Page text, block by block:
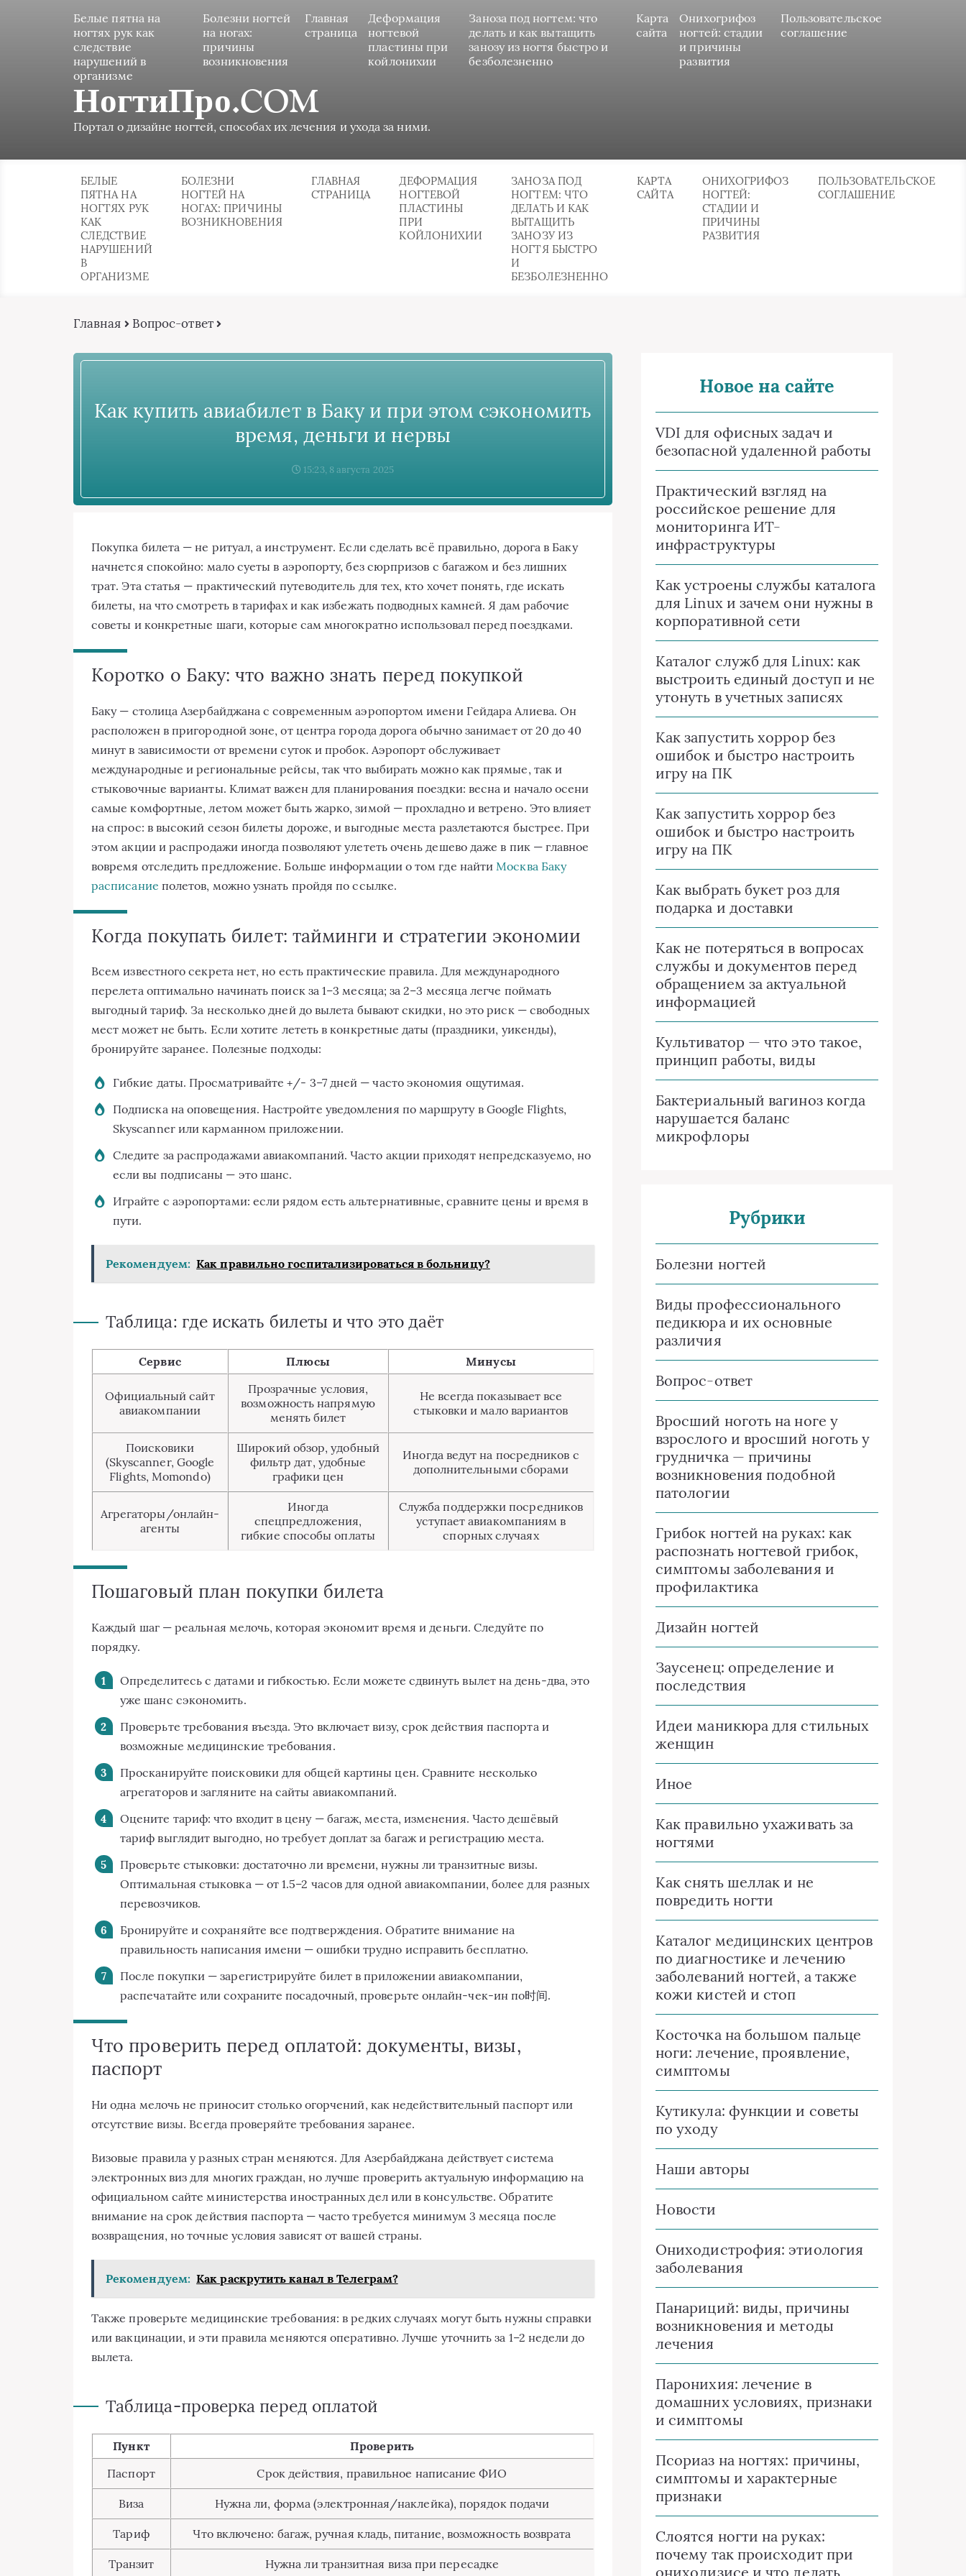
Белые пятна на
ногтях рук как
следствие
нарушений в
организме
Болезни ногтей
на ногах:
причины
возникновения
Главная
страница
Деформация
ногтевой
пластины при
койлонихии
Заноза под ногтем: что
делать и как вытащить
занозу из ногтя быстро и
безболезненно
Карта
сайта
Онихогрифоз
ногтей: стадии
и причины
развития
Пользовательское
соглашение
НогтиПро.COM
Портал о дизайне ногтей, способах их лечения и ухода за ними.
БЕЛЫЕ
ПЯТНА НА
НОГТЯХ РУК
КАК
СЛЕДСТВИЕ
НАРУШЕНИЙ
В
ОРГАНИЗМЕ
БОЛЕЗНИ
НОГТЕЙ НА
НОГАХ: ПРИЧИНЫ
ВОЗНИКНОВЕНИЯ
ГЛАВНАЯ
СТРАНИЦА
ДЕФОРМАЦИЯ
НОГТЕВОЙ
ПЛАСТИНЫ
ПРИ
КОЙЛОНИХИИ
ЗАНОЗА ПОД
НОГТЕМ: ЧТО
ДЕЛАТЬ И КАК
ВЫТАЩИТЬ
ЗАНОЗУ ИЗ
НОГТЯ БЫСТРО
И
БЕЗБОЛЕЗНЕННО
КАРТА
САЙТА
ОНИХОГРИФОЗ
НОГТЕЙ:
СТАДИИ И
ПРИЧИНЫ
РАЗВИТИЯ
ПОЛЬЗОВАТЕЛЬСКОЕ
СОГЛАШЕНИЕ
Главная Вопрос-ответ
Как купить авиабилет в Баку и при этом сэкономить
время, деньги и нервы
15:23, 8 августа 2025
Покупка билета — не ритуал, а инструмент. Если сделать всё правильно, дорога в Баку
начнется спокойно: мало суеты в аэропорту, без сюрпризов с багажом и без лишних
трат. Эта статья — практический путеводитель для тех, кто хочет понять, где искать
билеты, на что смотреть в тарифах и как избежать подводных камней. Я дам рабочие
советы и конкретные шаги, которые сам многократно использовал перед поездками.
Коротко о Баку: что важно знать перед покупкой
Баку — столица Азербайджана с современным аэропортом имени Гейдара Алиева. Он
расположен в пригородной зоне, от центра города дорога обычно занимает от 20 до 40
минут в зависимости от времени суток и пробок. Аэропорт обслуживает
международные и региональные рейсы, так что выбирать можно как прямые, так и
стыковочные варианты. Климат важен для планирования поездки: весна и начало осени
самые комфортные, летом может быть жарко, зимой — прохладно и ветренo. Это влияет
на спрос: в высокий сезон билеты дороже, и выгодные места разлетаются быстрее. При
этом акции и распродажи иногда позволяют улететь очень дешево даже в пик — главное
вовремя отследить предложение. Больше информации о том где найти Москва Баку
расписание полетов, можно узнать пройдя по ссылке.
Когда покупать билет: тайминги и стратегии экономии
Всем известного секрета нет, но есть практические правила. Для международного
перелета оптимально начинать поиск за 1–3 месяца; за 2–3 месяца легче поймать
выгодный тариф. За несколько дней до вылета бывают скидки, но это риск — свободных
мест может не быть. Если хотите лететь в конкретные даты (праздники, уикенды),
бронируйте заранее. Полезные подходы:
Гибкие даты. Просматривайте +/- 3–7 дней — часто экономия ощутимая.
Подписка на оповещения. Настройте уведомления по маршруту в Google Flights,
Skyscanner или карманном приложении.
Следите за распродажами авиакомпаний. Часто акции приходят непредсказуемо, но
если вы подписаны — это шанс.
Играйте с аэропортами: если рядом есть альтернативные, сравните цены и время в
пути.
Рекомендуем: Как правильно госпитализироваться в больницу?
Таблица: где искать билеты и что это даёт
Сервис Плюсы Минусы
Официальный сайт
авиакомпании
Прозрачные условия,
возможность напрямую
менять билет
Не всегда показывает все
стыковки и мало вариантов
Поисковики
(Skyscanner, Google
Flights, Momondo)
Широкий обзор, удобный
фильтр дат, удобные
графики цен
Иногда ведут на посредников с
дополнительными сборами
Агрегаторы/онлайн-
агенты
Иногда
спецпредложения,
гибкие способы оплаты
Служба поддержки посредников
уступает авиакомпаниям в
спорных случаях
Пошаговый план покупки билета
Каждый шаг — реальная мелочь, которая экономит время и деньги. Следуйте по
порядку.
Определитесь с датами и гибкостью. Если можете сдвинуть вылет на день-два, это
уже шанс сэкономить.
Проверьте требования въезда. Это включает визу, срок действия паспорта и
возможные медицинские требования.
Просканируйте поисковики для общей картины цен. Сравните несколько
агрегаторов и загляните на сайты авиакомпаний.
Оцените тариф: что входит в цену — багаж, места, изменения. Часто дешёвый
тариф выглядит выгодно, но требует доплат за багаж и регистрацию места.
Проверьте стыковки: достаточно ли времени, нужны ли транзитные визы.
Оптимальная стыковка — от 1.5–2 часов для одной авиакомпании, более для разных
перевозчиков.
Бронируйте и сохраняйте все подтверждения. Обратите внимание на
правильность написания имени — ошибки трудно исправить бесплатно.
После покупки — зарегистрируйте билет в приложении авиакомпании,
распечатайте или сохраните посадочный, проверьте онлайн-чек-ин по时间.
Что проверить перед оплатой: документы, визы,
паспорт
Ни одна мелочь не приносит столько огорчений, как недействительный паспорт или
отсутствие визы. Всегда проверяйте требования заранее.
Визовые правила у разных стран меняются. Для Азербайджана действует система
электронных виз для многих граждан, но лучше проверить актуальную информацию на
официальном сайте министерства иностранных дел или в консульстве. Обратите
внимание на срок действия паспорта — часто требуется минимум 3 месяца после
возвращения, но точные условия зависят от вашей страны.
Рекомендуем: Как раскрутить канал в Телеграм?
Также проверьте медицинские требования: в редких случаях могут быть нужны справки
или вакцинации, и эти правила меняются оперативно. Лучше уточнить за 1–2 недели до
вылета.
Таблица-проверка перед оплатой
Пункт
Проверить
Паспорт
Срок действия, правильное написание ФИО
Виза Нужна ли, форма (электронная/наклейка), порядок подачи
Тариф Что включено: багаж, ручная кладь, питание, возможность возврата
Транзит Нужна ли транзитная виза при пересадке
Новое на сайте
VDI для офисных задач и
безопасной удаленной работы
Практический взгляд на
российское решение для
мониторинга ИТ-
инфраструктуры
Как устроены службы каталога
для Linux и зачем они нужны в
корпоративной сети
Каталог служб для Linux: как
выстроить единый доступ и не
утонуть в учетных записях
Как запустить хоррор без
ошибок и быстро настроить
игру на ПК
Как запустить хоррор без
ошибок и быстро настроить
игру на ПК
Как выбрать букет роз для
подарка и доставки
Как не потеряться в вопросах
службы и документов перед
обращением за актуальной
информацией
Культиватор — что это такое,
принцип работы, виды
Бактериальный вагиноз когда
нарушается баланс
микрофлоры
Рубрики
Болезни ногтей
Виды профессионального
педикюра и их основные
различия
Вопрос-ответ
Вросший ноготь на ноге у
взрослого и вросший ноготь у
грудничка — причины
возникновения подобной
патологии
Грибок ногтей на руках: как
распознать ногтевой грибок,
симптомы заболевания и
профилактика
Дизайн ногтей
Заусенец: определение и
последствия
Идеи маникюра для стильных
женщин
Иное
Как правильно ухаживать за
ногтями
Как снять шеллак и не
повредить ногти
Каталог медицинских центров
по диагностике и лечению
заболеваний ногтей, а также
кожи кистей и стоп
Косточка на большом пальце
ноги: лечение, проявление,
симптомы
Кутикула: функции и советы
по уходу
Наши авторы
Новости
Ониходистрофия: этиология
заболевания
Панариций: виды, причины
возникновения и методы
лечения
Паронихия: лечение в
домашних условиях, признаки
и симптомы
Псориаз на ногтях: причины,
симптомы и характерные
признаки
Слоятся ногти на руках:
почему так происходит при
онихолизисе и что делать